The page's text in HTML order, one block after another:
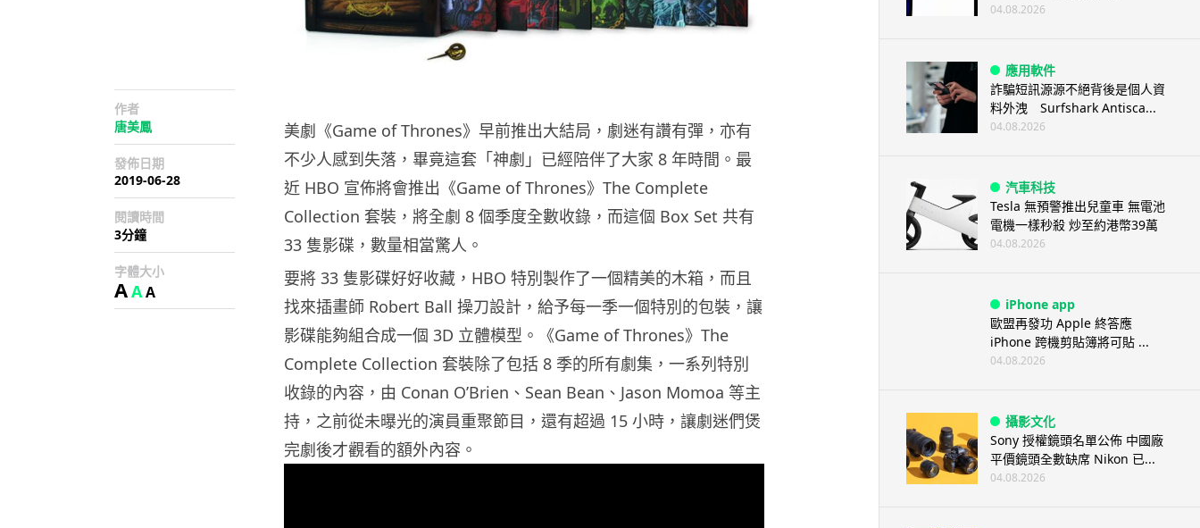
作者
唐美鳳
發佈日期
2019-06-28
閱讀時間
3分鐘
字體大小
AAA
美劇《Game of Thrones》早前推出大結局，劇迷有讚有彈，亦有
不少人感到失落，畢竟這套「神劇」已經陪伴了大家 8 年時間。最
近 HBO 宣佈將會推出《Game of Thrones》The Complete
Collection 套裝，將全劇 8 個季度全數收錄，而這個 Box Set 共有
33 隻影碟，數量相當驚人。
要將 33 隻影碟好好收藏，HBO 特別製作了一個精美的木箱，而且
找來插畫師 Robert Ball 操刀設計，給予每一季一個特別的包裝，讓
影碟能夠組合成一個 3D 立體模型。《Game of Thrones》The
Complete Collection 套裝除了包括 8 季的所有劇集，一系列特別
收錄的內容，由 Conan O’Brien、Sean Bean、Jason Momoa 等主
持，之前從未曝光的演員重聚節目，還有超過 15 小時，讓劇迷們煲
完劇後才觀看的額外內容。
04.08.2026
應用軟件
詐騙短訊源源不絕背後是個人資
料外洩 Surfshark Antisca...
04.08.2026
汽車科技
Tesla 無預警推出兒童車 無電池
電機一樣秒殺 炒至約港幣39萬
04.08.2026
iPhone app
歐盟再發功 Apple 終答應
iPhone 跨機剪貼簿將可貼 ...
04.08.2026
攝影文化
Sony 授權鏡頭名單公佈 中國廠
平價鏡頭全數缺席 Nikon 已...
04.08.2026